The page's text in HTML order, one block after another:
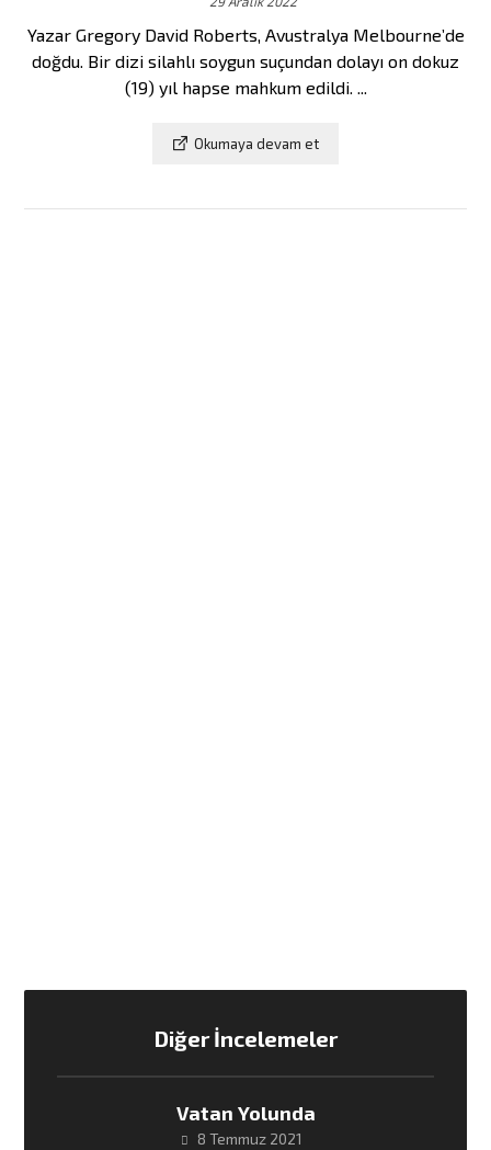
Yazar Gregory David Roberts, Avustralya Melbourne’de
doğdu. Bir dizi silahlı soygun suçundan dolayı on dokuz
(19) yıl hapse mahkum edildi. ...
Okumaya devam et
Diğer İncelemeler
Vatan Yolunda
8 Temmuz 2021